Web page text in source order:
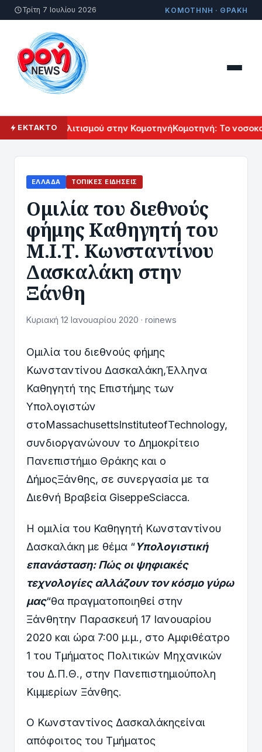
Τρίτη 7 Ιουλίου 2026 ΚΟΜΟΤΗΝΗ · ΘΡΑΚΗ
ΕΚΤΑΚΤΟΠολιτισμού στην ΚομοτηνήΚομοτηνή: Το
ΕΛΛΆΔΑ ΤΟΠΙΚΈΣ ΕΙΔΉΣΕΙΣ
Ομιλία του διεθνούς
φήμης Καθηγητή του
Μ.Ι.Τ. Κωνσταντίνου
Δασκαλάκη στην
Ξάνθη
Κυριακή 12 Ιανουαρίου 2020 · roinews
Ομιλία του διεθνούς φήμης
Κωνσταντίνου Δασκαλάκη,Έλληνα
Καθηγητή της Επιστήμης των
Υπολογιστών
στοMassachusettsInstituteofTechnology,
συνδιοργανώνουν το Δημοκρίτειο
Πανεπιστήμιο Θράκης και ο
ΔήμοςΞάνθης, σε συνεργασία με τα
Διεθνή Βραβεία GiseppeSciacca.
Η ομιλία του Καθηγητή Κωνσταντίνου
Δασκαλάκη με θέμα “Υπολογιστική
επανάσταση: Πώς οι ψηφιακές
τεχνολογίες αλλάζουν τον κόσμο γύρω
μας“θα πραγματοποιηθεί στην
Ξάνθητην Παρασκευή 17 Ιανουαρίου
2020 και ώρα 7:00 μ.μ., στο Αμφιθέατρο
1 του Τμήματος Πολιτικών Μηχανικών
του Δ.Π.Θ., στην Πανεπιστημιούπολη
Κιμμερίων Ξάνθης.
Ο Κωνσταντίνος Δασκαλάκηςείναι
απόφοιτος του Τμήματος